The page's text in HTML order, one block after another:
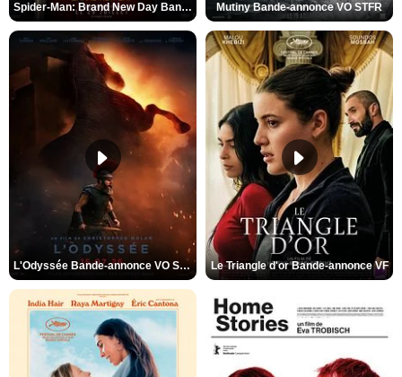
Spider-Man: Brand New Day Bande-annonce VO STFR Mutiny Bande-annonce VO STFR
L'Odyssée Bande-annonce VO STFR Le Triangle d'or Bande-annonce VF